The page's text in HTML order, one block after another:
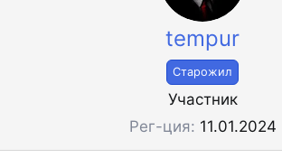
tempur
Старожил
Участник
Рег-ция 11.01.2024